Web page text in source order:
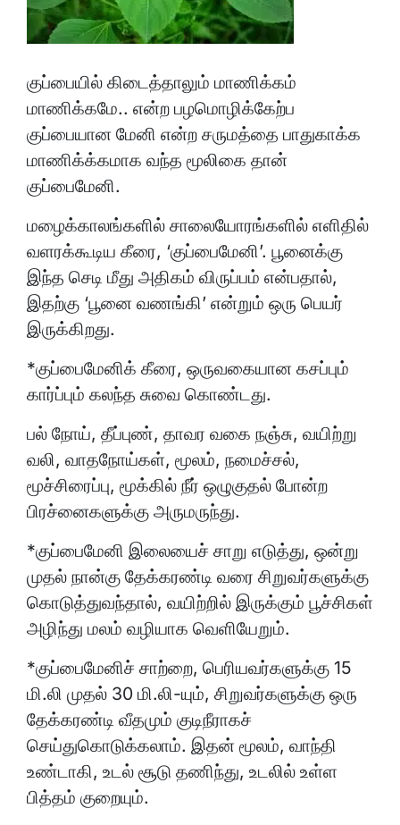
குப்பையில் கிடைத்தாலும் மாணிக்கம்
மாணிக்கமே.. என்ற பழமொழிக்கேற்ப
குப்பையான மேனி என்ற சருமத்தை பாதுகாக்க
மாணிக்க்கமாக வந்த மூலிகை தான்
குப்பைமேனி.
மழைக்காலங்களில் சாலையோரங்களில் எளிதில்
வளரக்கூடிய கீரை, ‘குப்பைமேனி’. பூனைக்கு
இந்த செடி மீது அதிகம் விருப்பம் என்பதால்,
இதற்கு ‘பூனை வணங்கி’ என்றும் ஒரு பெயர்
இருக்கிறது.
*குப்பைமேனிக் கீரை, ஒருவகையான கசப்பும்
கார்ப்பும் கலந்த சுவை கொண்டது.
பல் நோய், தீப்புண், தாவர வகை நஞ்சு, வயிற்று
வலி, வாதநோய்கள், மூலம், நமைச்சல்,
மூச்சிரைப்பு, மூக்கில் நீர் ஒழுகுதல் போன்ற
பிரச்னைகளுக்கு அருமருந்து.
*குப்பைமேனி இலையைச் சாறு எடுத்து, ஒன்று
முதல் நான்கு தேக்கரண்டி வரை சிறுவர்களுக்கு
கொடுத்துவந்தால், வயிற்றில் இருக்கும் பூச்சிகள்
அழிந்து மலம் வழியாக வெளியேறும்.
*குப்பைமேனிச் சாற்றை, பெரியவர்களுக்கு 15
மி.லி முதல் 30 மி.லி-யும், சிறுவர்களுக்கு ஒரு
தேக்கரண்டி வீதமும் குடிநீராகச்
செய்துகொடுக்கலாம். இதன் மூலம், வாந்தி
உண்டாகி, உடல் சூடு தணிந்து, உடலில் உள்ள
பித்தம் குறையும்.